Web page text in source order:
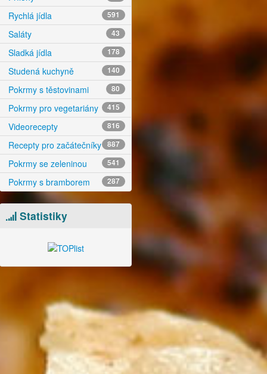
Rychlá jídla 591
Saláty 43
Sladká jídla 178
Studená kuchyně 140
Pokrmy s těstovinami 80
Pokrmy pro vegetariány 415
Videorecepty 816
Recepty pro začátečníky 887
Pokrmy se zeleninou 541
Pokrmy s bramborem 287
Statistiky